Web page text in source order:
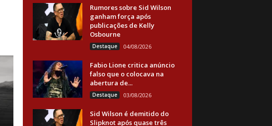
Rumores sobre Sid Wilson
ganham força após
publicações de Kelly
Osbourne
Destaque 04/08/2026
Fabio Lione critica anúncio
falso que o colocava na
abertura de...
Destaque 03/08/2026
Sid Wilson é demitido do
Slipknot após quase três